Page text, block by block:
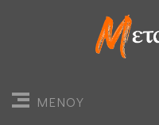
ΜΕΝΟΥ